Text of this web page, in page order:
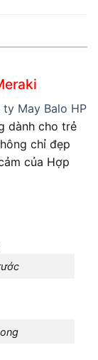
ty May Balo HP
dành cho trẻ
chỉ đẹp
của Hợp